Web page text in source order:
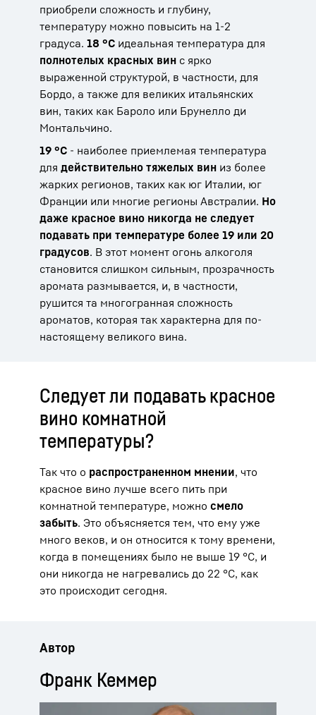
приобрели сложность и глубину,
температуру можно повысить на 1-2
градуса. 18 °C идеальная температура для
полнотелых красных вин с ярко
выраженной структурой, в частности, для
Бордо, а также для великих итальянских
вин, таких как Бароло или Брунелло ди
Монтальчино.
19 °C - наиболее приемлемая температура
для действительно тяжелых вин из более
жарких регионов, таких как юг Италии, юг
Франции или многие регионы Австралии. Но
даже красное вино никогда не следует
подавать при температуре более 19 или 20
градусов. В этот момент огонь алкоголя
становится слишком сильным, прозрачность
аромата размывается, и, в частности,
рушится та многогранная сложность
ароматов, которая так характерна для по-
настоящему великого вина.
Следует ли подавать красное
вино комнатной
температуры?
Так что о распространенном мнении, что
красное вино лучше всего пить при
комнатной температуре, можно смело
забыть. Это объясняется тем, что ему уже
много веков, и он относится к тому времени,
когда в помещениях было не выше 19 °C, и
они никогда не нагревались до 22 °C, как
это происходит сегодня.
Автор
Франк Кеммер